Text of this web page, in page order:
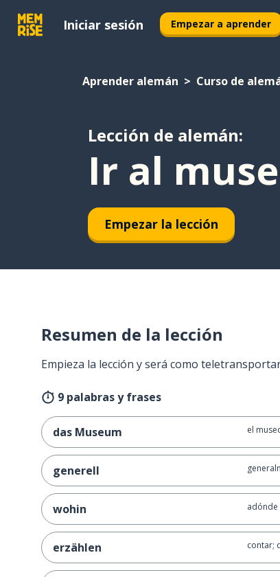
Iniciar sesión Empezar a aprender
Aprender alemán Curso de
Lección de alemán:
Ir al
Empezar la lección
Resumen de la lección
Empieza la lección y será como
9 palabras y frases
das Museum el
generell
wohin adónde
erzählen contar;